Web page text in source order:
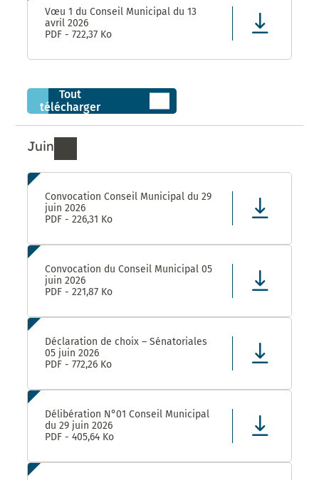
Vœu 1 du Conseil Municipal du 13
avril 2026
PDF - 722,37 Ko
Tout
télécharger
Juin
Ressources de Juin 2026
Convocation Conseil Municipal du 29
juin 2026
PDF - 226,31 Ko
Convocation du Conseil Municipal 05
juin 2026
PDF - 221,87 Ko
Déclaration de choix – Sénatoriales
05 juin 2026
PDF - 772,26 Ko
Délibération N°01 Conseil Municipal
du 29 juin 2026
PDF - 405,64 Ko